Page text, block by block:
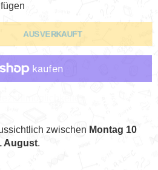
AUSVERKAUFT
zwischen Montag 10
August.